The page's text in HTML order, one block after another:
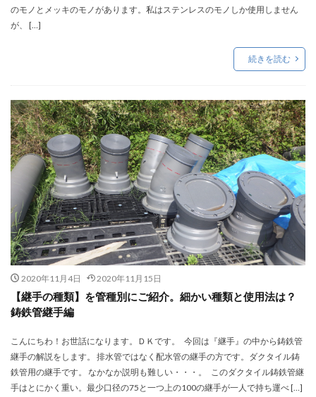
のモノとメッキのモノがあります。私はステンレスのモノしか使用しません
が、 […]
続きを読む
2020年11月4日 2020年11月15日
【継手の種類】を管種別にご紹介。細かい種類と使用法は？
鋳鉄管継手編
こんにちわ！お世話になります。ＤＫです。 今回は『継手』の中から鋳鉄管
継手の解説をします。 排水管ではなく配水管の継手の方です。ダクタイル鋳
鉄管用の継手です。 なかなか説明も難しい・・・。 このダクタイル鋳鉄管継
手はとにかく重い。最少口径の75と一つ上の100の継手が一人で持ち運べ […]